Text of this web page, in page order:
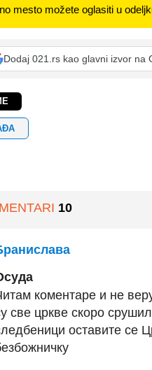
mesto možete oglasiti u
Dodaj 021.rs kao glavni izvor na
10
коментаре и не
све цркве скоро
оставите се